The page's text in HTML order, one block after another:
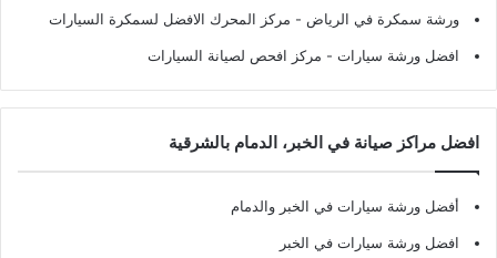
ورشة سمكرة في الرياض - مركز المحرك الافضل لسمكرة السيارات
افضل ورشة سيارات - مركز افحص لصيانة السيارات
افضل مراكز صيانة في الخبر، الدمام بالشرقية
أفضل ورشة سيارات في الخبر والدمام
افضل ورشة سيارات في الخبر